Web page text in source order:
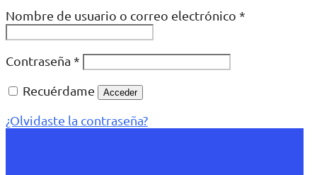
Nombre de usuario o correo electrónico *
Contraseña *
Recuérdame
Acceder
¿Olvidaste la contraseña?